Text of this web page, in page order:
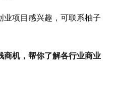
项目感兴趣，可联系柚子
商机，帮你了解各行业商业